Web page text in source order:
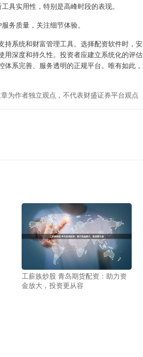
具实用性，特别是高峰时段的表现。
务质量，关注细节体验。
持系统和财富管理工具。选择配资软件时，安
用深度和持久性。投资者应建立系统化的评估
系完善、服务透明的正规平台。唯有如此，
为作者独立观点，不代表财盛证券平台观点
工薪族炒股 青岛期货配资：助力资
金放大，投资更从容